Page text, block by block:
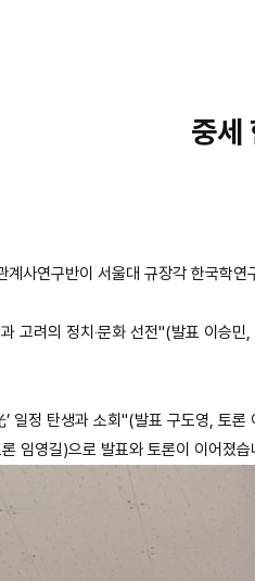
중세
사연구반이 서울대 규장각 한국학
고려의 정치‧문화 선전"(발표 이승
정 탄생과 소회"(발표 구도영, 토론
임영길)으로 발표와 토론이 이어졌습